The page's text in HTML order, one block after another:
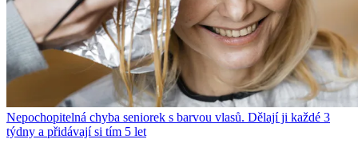
Nepochopitelná chyba seniorek s barvou vlasů. Dělají ji každé 3
týdny a přidávají si tím 5 let